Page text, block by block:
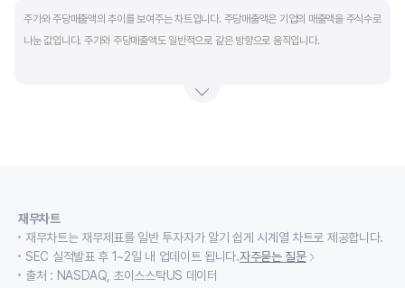
주가와 주당매출액의 추이를 보여주는 차트입니다. 주당매출액은 기업의 매출액을 주식수로
나눈 값입니다. 주가와 주당매출액도 일반적으로 같은 방향으로 움직입니다.
재무차트
재무차트는 재무제표를 일반 투자자가 알기 쉽게 시계열 차트로 제공합니다.
SEC 실적발표 후 1~2일 내 업데이트 됩니다.자주묻는 질문
출처 : NASDAQ, 초이스스탁US 데이터